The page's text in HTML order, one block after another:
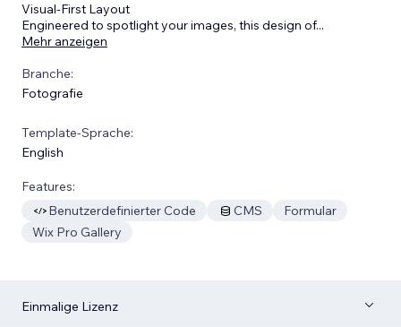
Visual-First Layout
Engineered to spotlight your images, this design of...
Mehr anzeigen
Branche:
Fotografie
Template-Sprache:
English
Features:
Benutzerdefinierter Code
CMS
Formular
Wix Pro Gallery
Einmalige Lizenz